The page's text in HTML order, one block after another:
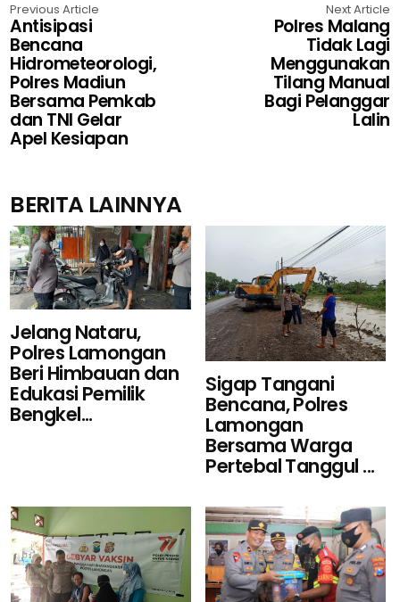
Previous Article
Antisipasi
Bencana
Hidrometeorologi,
Polres Madiun
Bersama Pemkab
dan TNI Gelar
Apel Kesiapan
Next Article
Polres Malang
Tidak Lagi
Menggunakan
Tilang Manual
Bagi Pelanggar
Lalin
BERITA LAINNYA
Jelang Nataru,
Polres Lamongan
Beri Himbauan dan
Edukasi Pemilik
Bengkel...
Sigap Tangani
Bencana, Polres
Lamongan
Bersama Warga
Pertebal Tanggul ...